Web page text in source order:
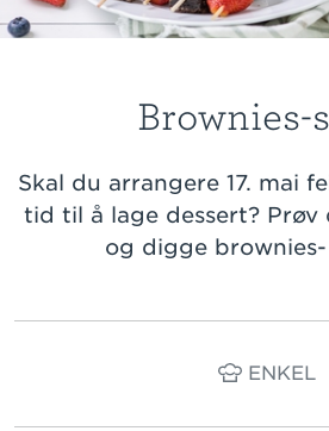
Brownies-
Skal du arrangere 17. mai
tid til å lage dessert? Prøv
og digge
ENKEL